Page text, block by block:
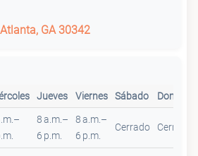
GA 30342
Jueves Viernes Sábado Domingo
8 a.m.–
6 p.m.
8 a.m.–
6 p.m.
Cerrado Cerrado